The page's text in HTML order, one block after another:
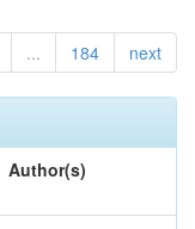
... 184 next
Author(s)